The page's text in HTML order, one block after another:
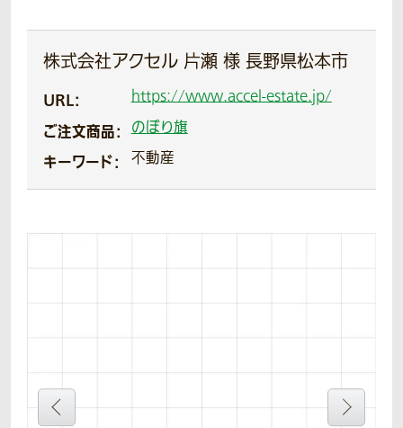
株式会社アクセル 片瀬 様 長野県松本市
URL： https://www.accel-estate.jp/
ご注文商品： のぼり旗
キーワード： 不動産